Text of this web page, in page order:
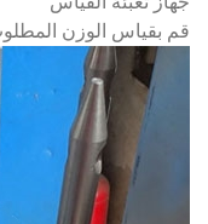
قم بقياس الوزن